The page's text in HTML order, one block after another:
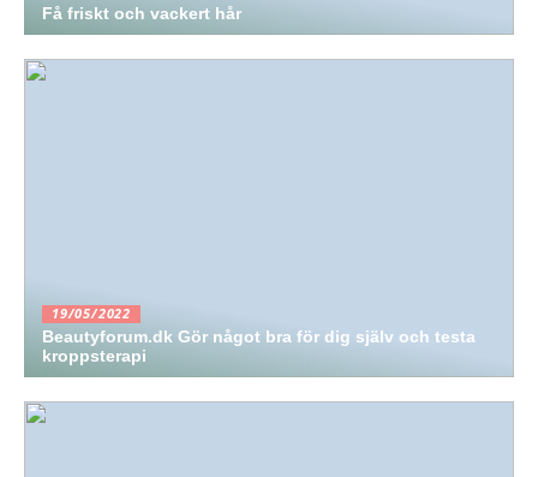
Få friskt och vackert hår
19/05/2022
Beautyforum.dk Gör något bra för dig själv och testa
kroppsterapi